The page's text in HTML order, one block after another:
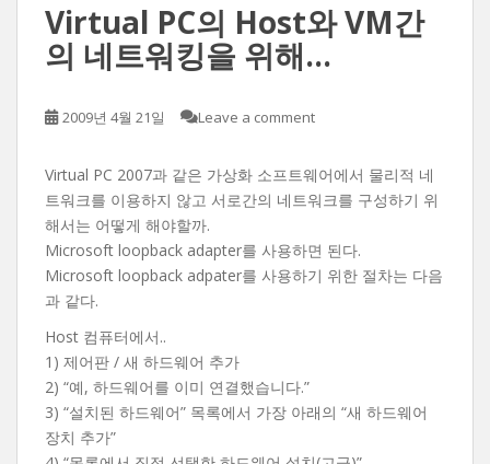
Virtual PC의 Host와 VM간
의 네트워킹을 위해…
2009년 4월 21일 Leave a comment
Virtual PC 2007과 같은 가상화 소프트웨어에서 물리적 네
트워크를 이용하지 않고 서로간의 네트워크를 구성하기 위
해서는 어떻게 해야할까.
Microsoft loopback adapter를 사용하면 된다.
Microsoft loopback adpater를 사용하기 위한 절차는 다음
과 같다.
Host 컴퓨터에서..
1) 제어판 / 새 하드웨어 추가
2) “예, 하드웨어를 이미 연결했습니다.”
3) “설치된 하드웨어” 목록에서 가장 아래의 “새 하드웨어
장치 추가”